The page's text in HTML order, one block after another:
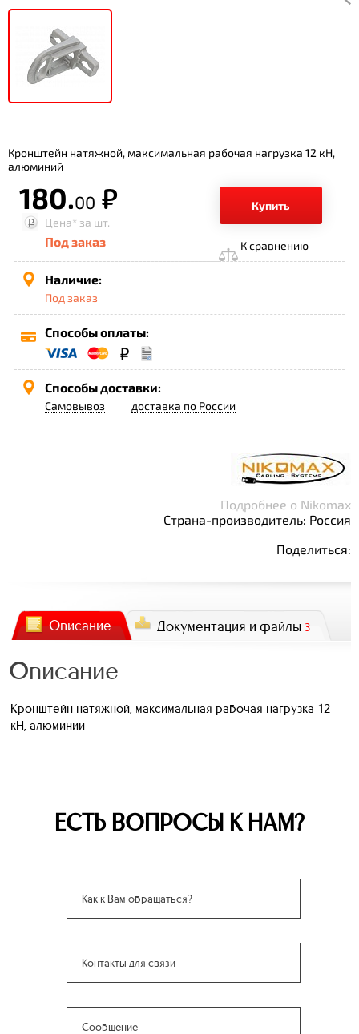
Кронштейн натяжной, максимальная рабочая нагрузка 12 кН,
алюминий
180.00 р.
Купить
Цена* за шт.
Под заказ К сравнению
Наличие:
Под заказ
Способы оплаты:
Способы доставки:
Самовывоз доставка по России
Подробнее о Nikomax
Страна-производитель: Россия
Поделиться:
Описание Документация и файлы 3
Описание
Кронштейн натяжной, максимальная рабочая нагрузка 12
кН, алюминий
ЕСТЬ ВОПРОСЫ К НАМ?